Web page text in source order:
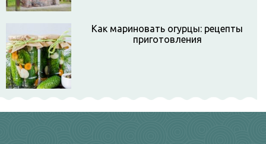
Как мариновать огурцы: рецепты
приготовления